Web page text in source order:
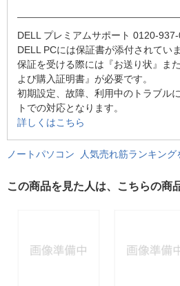
DELL プレミアムサポート 0120-
DELL PCには保証書が添付されていま
保証を受ける際には『お送り状』ま
よび購入証明書』が必要です。
初期設定、故障、利用中のトラブル
トでの対応となります。
詳しくはこちら
ノートパソコン 人気売れ筋ランキング
この商品を見た人は、こちらの商